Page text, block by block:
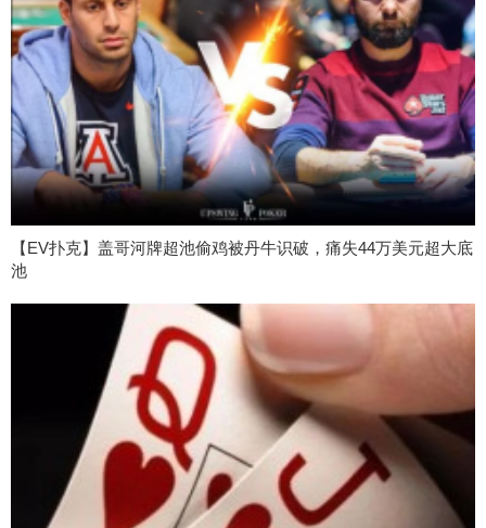
【EV扑克】盖哥河牌超池偷鸡被丹牛识破，痛失44万美元超大底
池